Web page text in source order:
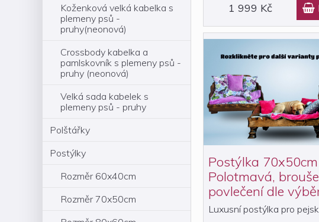
Koženková velká kabelka s
plemeny psů -
pruhy(neonová)
Crossbody kabelka a
pamlskovník s plemeny psů -
pruhy (neonová)
Velká sada kabelek s
plemeny psů - pruhy
Polštářky
Postýlky
Rozměr 60x40cm
Rozměr 70x50cm
1 999 Kč 
Postýlka
Polotmavá,
povlečení dle
Luxusní postýlka pro